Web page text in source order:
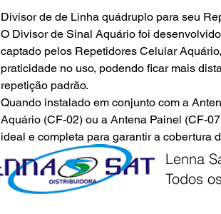
Divisor de de Linha quádruplo para seu
O Divisor de Sinal Aquário foi
captado pelos Repetidores Celular
praticidade no uso, podendo ficar mais
repetição padrão.
Quando instalado em conjunto com a
Aquário (CF-02) ou a Antena Painel (CF-
ideal e completa para garantir a cobertura
mais cômodos.
Produzido com alto padrão de qualidade e
de compra única se usado de maneira
Lenna
Todos